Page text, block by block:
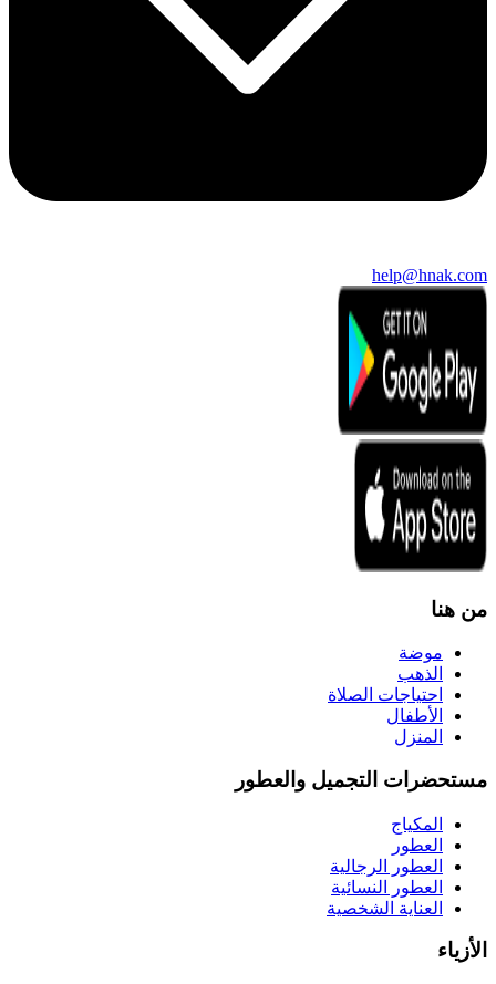
help@hnak.com
من هنا
موضة
الذهب
احتياجات الصلاة
الأطفال
المنزل
مستحضرات التجميل والعطور
المكياج
العطور
العطور الرجالية
العطور النسائية
العناية الشخصية
الأزياء